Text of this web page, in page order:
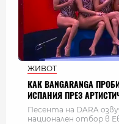
ЖИВОТ
КАК BANGARANGA
ИСПАНИЯ ПРЕЗ
Песента на DARA
национален отбор в